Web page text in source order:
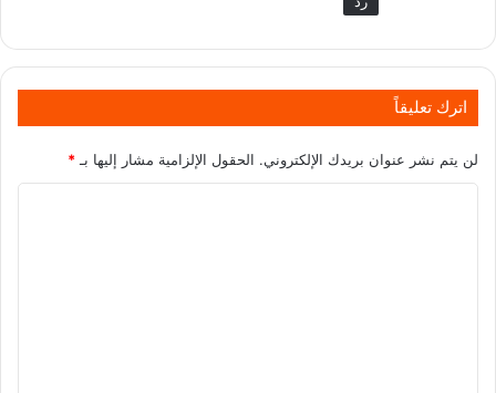
اترك تعليقاً
لن يتم نشر عنوان بريدك الإلكتروني. الحقول الإلزامية مشار إليها بـ *